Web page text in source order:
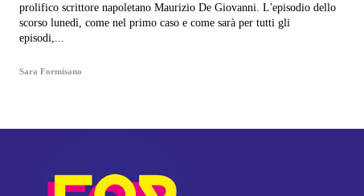
prolifico scrittore napoletano Maurizio De Giovanni. L'episodio dello
scorso lunedì, come nel primo caso e come sarà per tutti gli
episodi,...
Sara Formisano